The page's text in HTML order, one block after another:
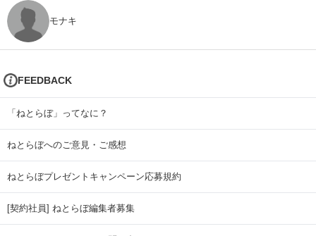
モナキ
FEEDBACK
「ねとらぼ」ってなに？
ねとらぼへのご意見・ご感想
ねとらぼプレゼントキャンペーン応募規約
[契約社員] ねとらぼ編集者募集